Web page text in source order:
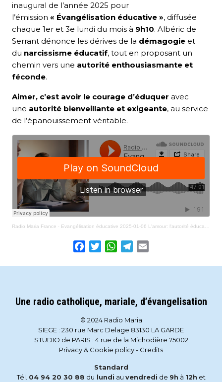
inaugural de l’année 2025 pour
l’émission « Évangélisation éducative », diffusée
chaque 1er et 3e lundi du mois à 9h10. Albéric de
Serrant dénonce les dérives de la démagogie et
du narcissisme éducatif, tout en proposant un
chemin vers une autorité enthousiasmante et
féconde.
Aimer, c’est avoir le courage d’éduquer avec
une autorité bienveillante et exigeante, au service
de l’épanouissement véritable.
Radio Maria France · Evangélisation éducative 2025-01-06 L'amour: l'autorité éducative
Facebook
TwitterWhatsApp
Telegram
Une radio catholique, mariale, d’évangelisation
© 2024 Radio Maria
SIEGE : 230 rue Marc Delage 83130 LA GARDE
STUDIO de PARIS : 4 rue de la Michodière 75002
Privacy & Cookie policy- Credits
Standard
Tél. 04 94 20 30 88 du lundi au vendredi de 9h à 12h et